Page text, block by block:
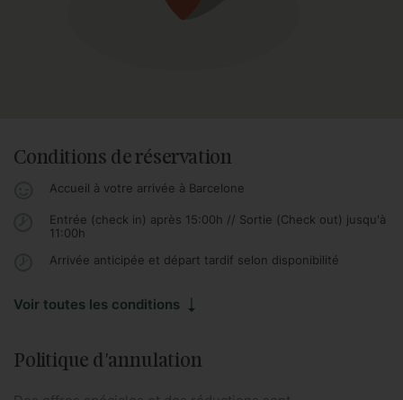
Conditions de réservation
Accueil à votre arrivée à Barcelone
Entrée (check in) après 15:00h // Sortie (Check out) jusqu'à
11:00h
Arrivée anticipée et départ tardif selon disponibilité
Voir toutes les conditions
Politique d'annulation